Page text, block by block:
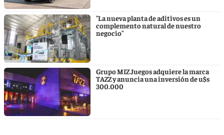
"La nueva planta de aditivos es un
complemento natural de nuestro
negocio"
Grupo MIZ Juegos adquiere la marca
TAZZ y anuncia una inversión de u$s
300.000